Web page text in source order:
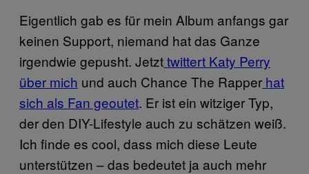
Eigentlich gab es für mein Album anfangs gar
keinen Support, niemand hat das Ganze
irgendwie gepusht. Jetzttwittert Katy Perry
über mich und auch Chance The Rapper hat
sich als Fan geoutet. Er ist ein witziger Typ,
der den DIY-Lifestyle auch zu schätzen weiß.
Ich finde es cool, dass mich diese Leute
unterstützen – das bedeutet ja auch mehr